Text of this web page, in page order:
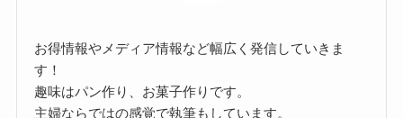
お得情報やメディア情報など幅広く発信していきま
す！
趣味はパン作り、お菓子作りです。
主婦ならではの感覚で執筆もしています。